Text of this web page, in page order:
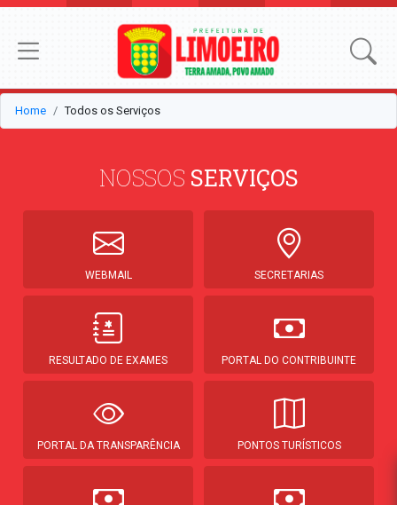
Home Todos os Serviços
NOSSOS SERVIÇOS
WEBMAIL SECRETARIAS
RESULTADO DE EXAMES PORTAL DO CONTRIBUINTE
PORTAL DA TRANSPARÊNCIA PONTOS TURÍSTICOS